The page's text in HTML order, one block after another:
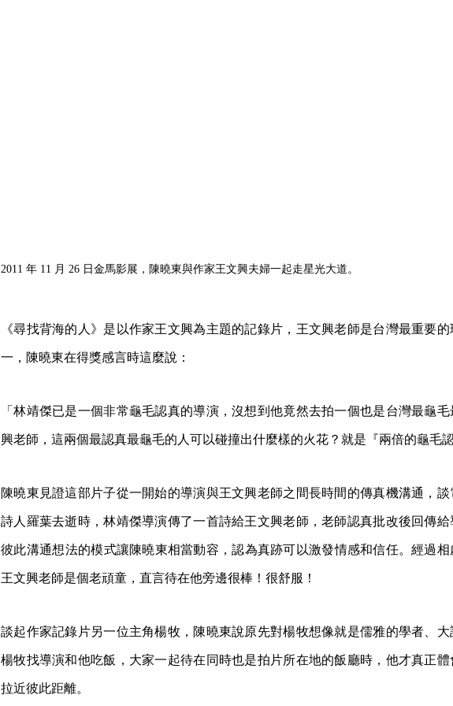
2011 年 11 月 26 日金馬影展，陳曉東與作家王文興夫婦一起走星光大道。
《尋找背海的人》是以作家王文興為主題的記錄片，王文興老師是台灣最重要
一，陳曉東在得獎感言時這麼說：
「林靖傑已是一個非常龜毛認真的導演，沒想到他竟然去拍一個也是台灣最龜
興老師，這兩個最認真最龜毛的人可以碰撞出什麼樣的火花？就是『兩倍的龜毛認
陳曉東見證這部片子從一開始的導演與王文興老師之間長時間的傳真機溝通，
詩人羅葉去逝時，林靖傑導演傳了一首詩給王文興老師，老師認真批改後回傳
彼此 溝通想法的模式讓陳曉東相當動容，認為真跡可以激發情感和信任。經過
王文興老師是個老頑童，直言待在他旁邊很棒！很舒服！
談起作家記錄片另一位主角楊牧，陳曉東說原先對楊牧想像就是儒雅的學者、
楊牧找導演和他吃飯，大家一起待在同時也是拍片所在地的飯廳時，他才真正體
拉近彼此距離。